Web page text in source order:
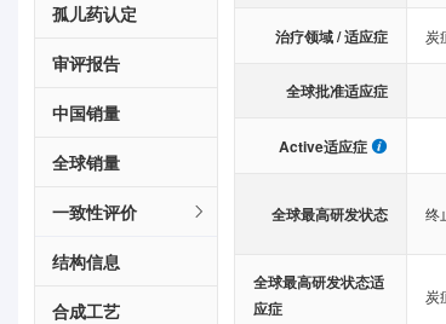
孤儿药认定
审评报告
中国销量
全球销量
一致性评价
结构信息
合成工艺
治疗领域 / 适应症 炭
全球批准适应症
Active适应症
全球最高研发状态 终
全球最高研发状态适
应症
炭